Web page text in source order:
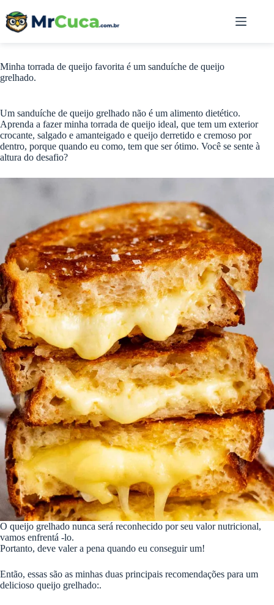
para
Minha torrada de queijo favorita é um sanduíche de queijo
grelhado.
Um sanduíche de queijo grelhado não é um alimento dietético.
Aprenda a fazer minha torrada de queijo ideal, que tem um exterior
crocante, salgado e amanteigado e queijo derretido e cremoso por
dentro, porque quando eu como, tem que ser ótimo. Você se sente à
altura do desafio?
O queijo grelhado nunca será reconhecido por seu valor nutricional,
vamos enfrentá -lo.
Portanto, deve valer a pena quando eu conseguir um!
Então, essas são as minhas duas principais recomendações para um
delicioso queijo grelhado:.